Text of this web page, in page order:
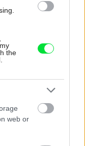
the
web or
Za mesiac
pre ich život i
ju rieka.
ktoré vyzerá